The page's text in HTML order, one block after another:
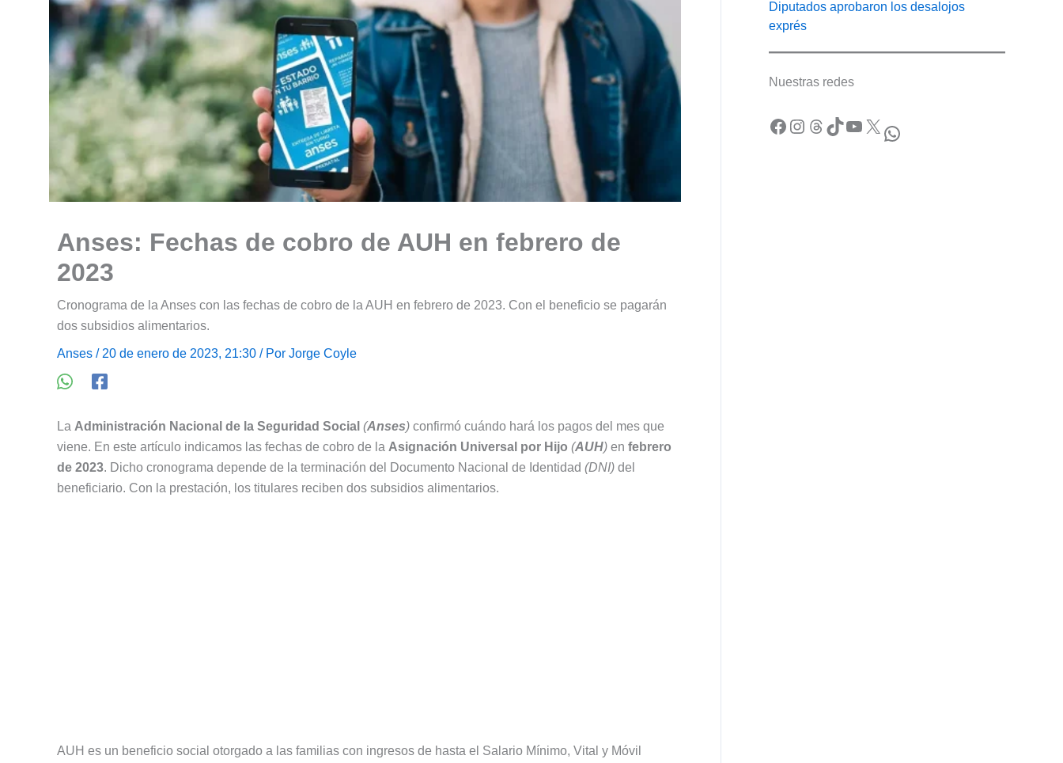
Anses: Fechas de cobro de AUH en febrero de
2023
Cronograma de la Anses con las fechas de cobro de la AUH en febrero de 2023. Con el beneficio se pagarán
dos subsidios alimentarios.
Anses / 20 de enero de 2023, 21:30 / Por Jorge Coyle
La Administración Nacional de la Seguridad Social (Anses) confirmó cuándo hará los pagos del mes que
viene. En este artículo indicamos las fechas de cobro de la Asignación Universal por Hijo (AUH) en febrero
de 2023. Dicho cronograma depende de la terminación del Documento Nacional de Identidad (DNI) del
beneficiario. Con la prestación, los titulares reciben dos subsidios alimentarios.
AUH es un beneficio social otorgado a las familias con ingresos de hasta el Salario Mínimo, Vital y Móvil
Diputados aprobaron los desalojos
exprés
Nuestras redes
Facebook Instagram Threads TikTok YouTube X WhatsApp